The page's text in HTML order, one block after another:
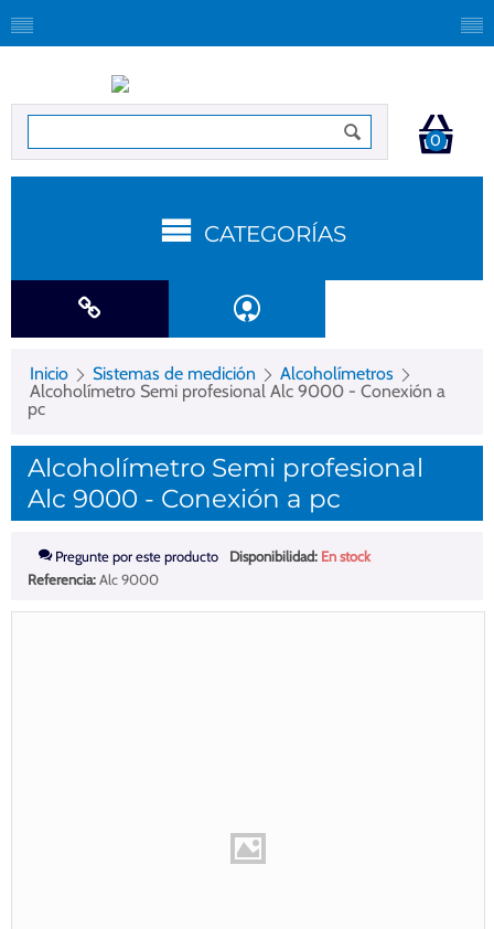
0
CATEGORÍAS
Inicio Sistemas de medición
Alcoholímetros
Alcoholímetro Semi profesional Alc 9000 - Conexión a
pc
Alcoholímetro Semi profesional
Alc 9000 - Conexión a pc
Pregunte por este producto Disponibilidad: En stock
Referencia:Alc 9000